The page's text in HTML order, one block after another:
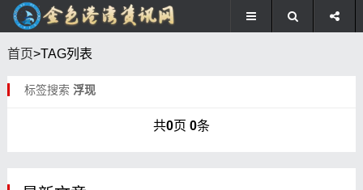
首页>TAG列表
标签搜索 浮现
共0页 0条